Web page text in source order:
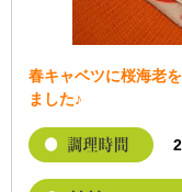
春キャベツに桜海老
ました♪